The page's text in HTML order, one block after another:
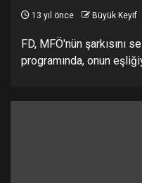
13 yıl önce Büyük Keyif
FD, MFÖ'nün şarkısını
programında, onun